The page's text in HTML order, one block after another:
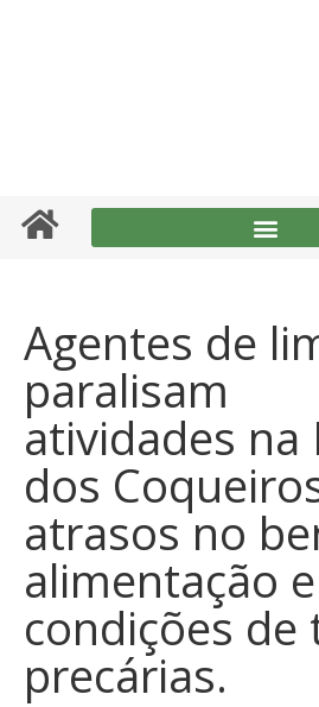
Agentes de
paralisam
atividades na
dos
atrasos no
alimentação e
condições de
precárias.